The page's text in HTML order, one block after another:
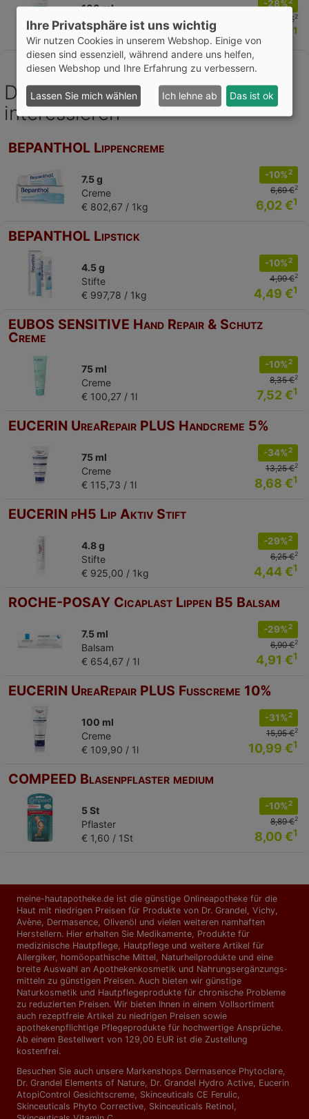
100 ml
Creme
€ 228,50 / 1l
-28%
31,75 €2
1
Das könnte Sie auch
interessieren
BEPANTHOL Lippencreme
7.5 g
Creme
€ 802,67 / 1kg
-10%2
6,69 €2
6,02 €1
BEPANTHOL Lipstick
4.5 g
Stifte
€ 997,78 / 1kg
-10%2
4,99 €2
4,49 €1
EUBOS SENSITIVE Hand Repair & Schutz
Creme
75 ml
Creme
€ 100,27 / 1l
-10%2
8,35 €2
7,52 €1
EUCERIN UreaRepair PLUS Handcreme 5%
75 ml
Creme
€ 115,73 / 1l
-34%2
13,25 €2
8,68 €1
EUCERIN pH5 Lip Aktiv Stift
4.8 g
Stifte
€ 925,00 / 1kg
-29%2
6,25 €2
4,44 €1
ROCHE-POSAY Cicaplast Lippen B5 Balsam
7.5 ml
Balsam
€ 654,67 / 1l
-29%2
6,90 €2
4,91 €1
EUCERIN UreaRepair PLUS Fußcreme 10%
100 ml
Creme
€ 109,90 / 1l
-31%2
15,95 €2
10,99 €1
COMPEED Blasenpflaster medium
5 St
Pflaster
€ 1,60 / 1St
-10%2
8,89 €2
8,00 €1
meine-hautapotheke.de ist die günstige Onlineapotheke für die
Haut mit niedrigen Preisen für Produkte von Dr. Grandel, Vichy,
Avène, Dermasence, Olivenöl und vielen weiteren namhaften
Herstellern. Hier erhalten Sie Medikamente, Produkte für
medizinische Hautpflege, Hautpflege und weitere Artikel für
Allergiker, homöopathische Mittel, Naturheilprodukte und eine
breite Auswahl an Apothekenkosmetik und Nahrungs­ergänzungs­
mitteln zu günstigen Preisen. Auch bieten wir günstige
Naturkosmetik und Hautpflegeprodukte für chronische Probleme
zu reduzierten Preisen. Wir bieten Ihnen in einem Vollsortiment
auch rezeptfreie Artikel zu niedrigen Preisen sowie
apothekenpflichtige Pflegeprodukte für hochwertige Ansprüche.
Ab einem Bestellwert von 129,00 EUR ist die Zustellung
kostenfrei.
Besuchen Sie auch unsere Markenshops Dermasence Phytoclare
Dr. Grandel Elements of Nature Dr. Grandel Hydro Active Eucerin
AtopiControl Gesichtscreme Skinceuticals CE Ferulic
Skinceuticals Phyto Corrective Skinceuticals Retinol
Ihre Privatsphäre ist uns wichtig
Wir nutzen Cookies in unserem Webshop. Einige von
diesen sind essenziell, während andere uns helfen,
diesen Webshop und Ihre Erfahrung zu verbessern.
Lassen Sie mich wählen Ich lehne ab Das ist ok